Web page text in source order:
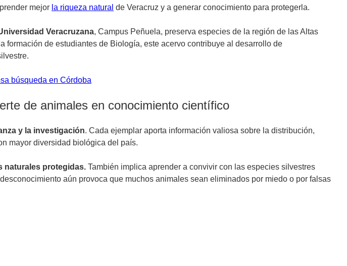
mejor la riqueza natural de Veracruz y a generar conocimiento para protegerla.
Veracruzana, Campus Peñuela, preserva especies de la región de las Altas
formación de estudiantes de Biología, este acervo contribuye al desarrollo de
búsqueda en Córdoba
de animales en conocimiento científico
y la investigación. Cada ejemplar aporta información valiosa sobre la distribución,
mayor diversidad biológica del país.
naturales protegidas. También implica aprender a convivir con las especies silvestres
aún provoca que muchos animales sean eliminados por miedo o por falsas